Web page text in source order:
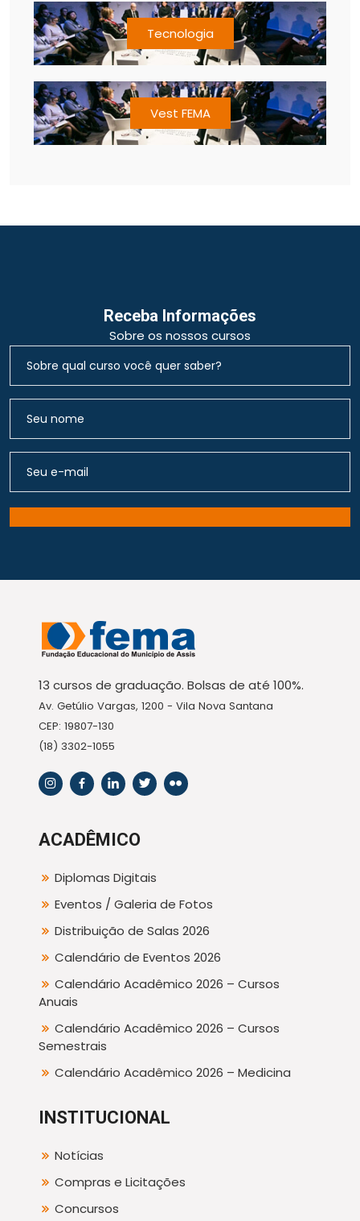
Tecnologia
Vest FEMA
Receba Informações
Sobre os nossos cursos
13 cursos de graduação. Bolsas de até 100%.
Av. Getúlio Vargas, 1200 - Vila Nova Santana
CEP: 19807-130
(18) 3302-1055
ACADÊMICO
Diplomas Digitais
Eventos / Galeria de Fotos
Distribuição de Salas 2026
Calendário de Eventos 2026
Calendário Acadêmico 2026 – Cursos
Anuais
Calendário Acadêmico 2026 – Cursos
Semestrais
Calendário Acadêmico 2026 – Medicina
INSTITUCIONAL
Notícias
Compras e Licitações
Concursos